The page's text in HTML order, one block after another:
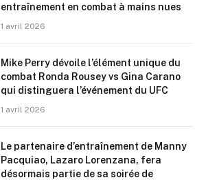
entraînement en combat à mains nues
1 avril 2026
Mike Perry dévoile l’élément unique du
combat Ronda Rousey vs Gina Carano
qui distinguera l’événement du UFC
1 avril 2026
Le partenaire d’entraînement de Manny
Pacquiao, Lazaro Lorenzana, fera
désormais partie de sa soirée de